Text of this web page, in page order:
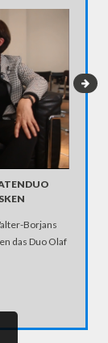
Borjans
das Duo Olaf
"Das